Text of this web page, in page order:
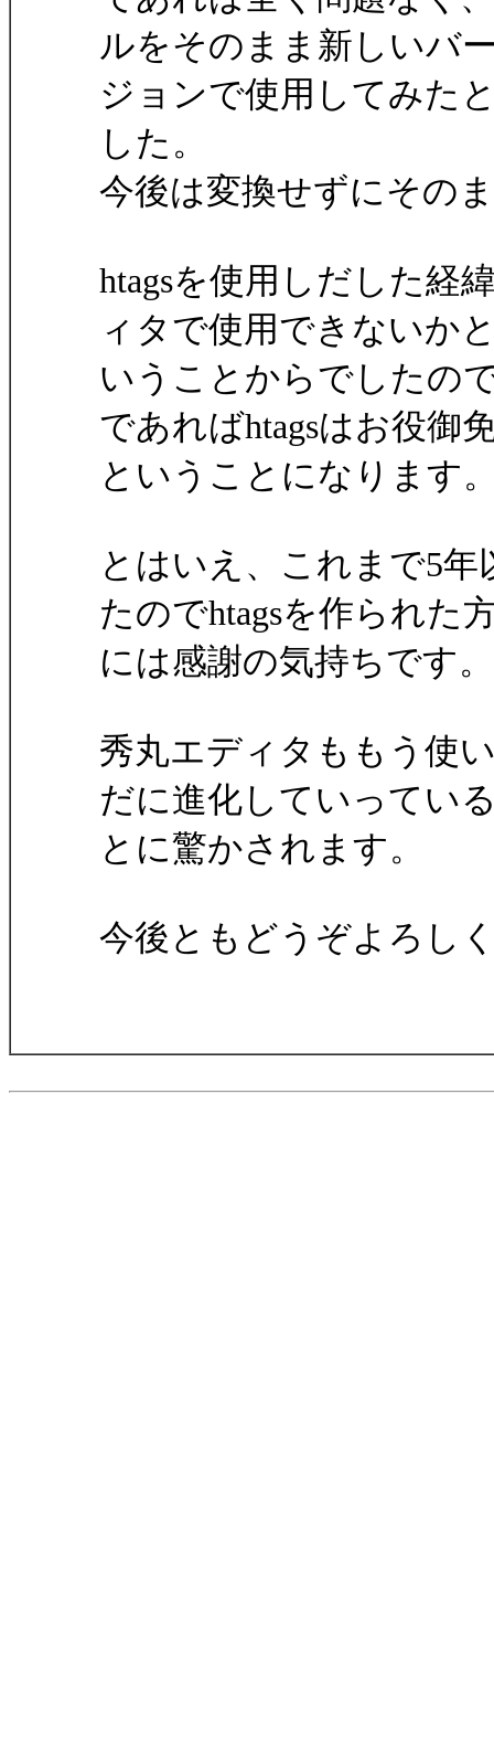
ルをそのまま新しいバ
ジョンで使用してみた
した。
今後は変換せずにその
htagsを使用しだした経
ィタで使用できないか
いうことからでしたの
であればhtagsはお役御
ということになります
とはいえ、これまで5
たのでhtagsを作られた
には感謝の気持ちです。
秀丸エディタももう使
だに進化していってい
とに驚かされます。
今後ともどうぞよろし